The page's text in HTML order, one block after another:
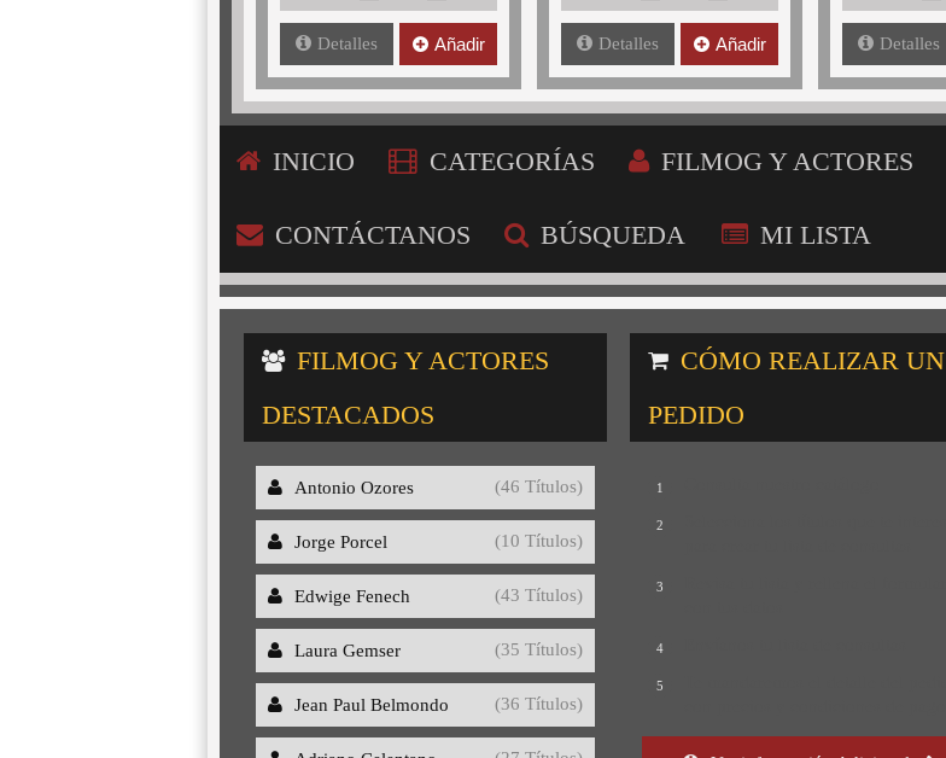
Detalles Añadir Detalles Añadir Detalles
INICIO CATEGORÍAS FILMOG Y ACTORES
CONTÁCTANOS BÚSQUEDA MI LISTA
FILMOG Y ACTORES
DESTACADOS
Antonio Ozores (46 Títulos)
Jorge Porcel (10 Títulos)
Edwige Fenech (43 Títulos)
Laura Gemser (35 Títulos)
Jean Paul Belmondo (36 Títulos)
CÓMO REALIZAR UN
PEDIDO
1
2
3
4
5